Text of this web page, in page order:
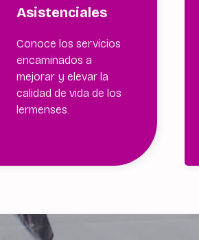
Asistenciales
Conoce los servicios
encaminados a
mejorar y elevar la
calidad de vida de los
lermenses.